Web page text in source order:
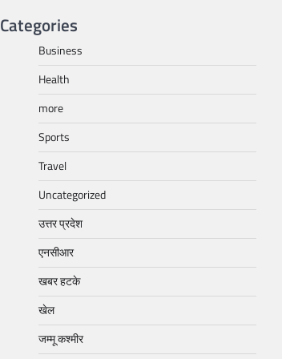
Categories
Business
Health
more
Sports
Travel
Uncategorized
उत्तर प्रदेश
एनसीआर
खबर हटके
खेल
जम्मू कश्मीर